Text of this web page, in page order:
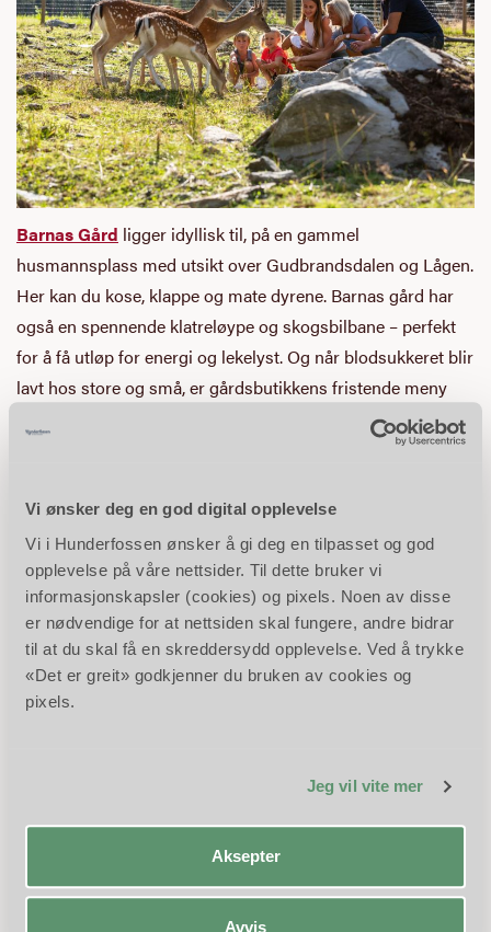
Vi ønsker deg en god digital opplevelse
Vi i Hunderfossen ønsker å gi deg en tilpasset og god
opplevelse på våre nettsider. Til dette bruker vi
informasjonskapsler (cookies) og pixels. Noen av disse
er nødvendige for at nettsiden skal fungere, andre bidrar
til at du skal få en skreddersydd opplevelse. Ved å trykke
«Det er greit» godkjenner du bruken av cookies og
pixels.
Jeg vil vite mer
Aksepter
Avvis
Barnas Gård ligger idyllisk til, på en gammel
husmannsplass med utsikt over Gudbrandsdalen og Lågen.
Her kan du kose, klappe og mate dyrene. Barnas gård har
også en spennende klatreløype og skogsbilbane – perfekt
for å få utløp for energi og lekelyst. Og når blodsukkeret blir
lavt hos store og små, er gårdsbutikkens fristende meny
I år settes det opp en helt ny forestilling «Kongen som
ingen kunne målbinde» (spilles to ganger daglig fra 24. mai,
kl 12 og 16). Fra 5 juli til 3 august spilles også «Eventyr
idol» hver dag kl 14. Les mer om